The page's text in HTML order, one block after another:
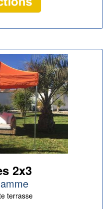
2x3
terrasse